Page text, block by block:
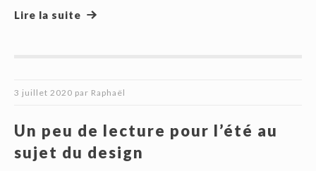
Lire la suite
3 juillet 2020 par Raphaël
Un peu de lecture pour l’été au
sujet du design